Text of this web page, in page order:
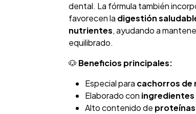
dental. La fórmula también
favorecen la digestión
nutrientes, ayudando a
equilibrado.
🐶 Beneficios principales:
Especial para cachorros de
Elaborado con
Alto contenido de